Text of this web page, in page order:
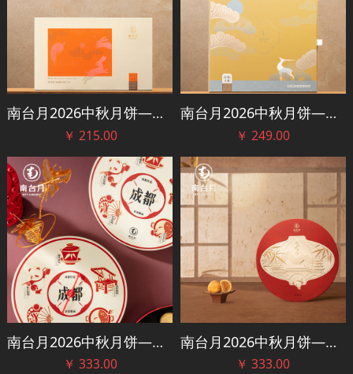
南台月2026中秋月饼——玉兔迎月礼盒
￥ 215.00
南台月2026中秋月饼——福禄逐月礼盒
￥ 249.00
南台月2026中秋月饼——安逸礼盒
￥ 333.00
南台月2026中秋月饼——锦江映月礼盒
￥ 333.00